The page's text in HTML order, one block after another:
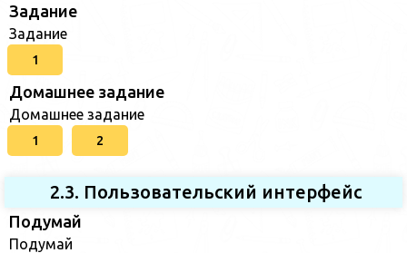
Задание
Задание
1
Домашнее задание
Домашнее задание
1 2
2.3. Пользовательский интерфейс
Подумай
Подумай